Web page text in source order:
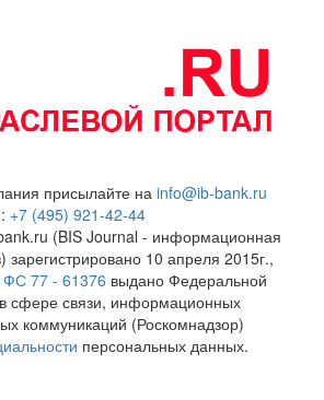
присылайте на info@ib-bank.ru
+7 (495) 921-42-44
(BIS Journal - информационная
зарегистрировано 10 апреля 2015г.,
ФС 77 - 61376 выдано Федеральной
сфере связи, информационных
коммуникаций (Роскомнадзор)
персональных данных.